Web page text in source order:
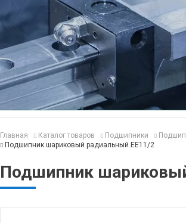
Главная Каталог товаров Подшипники
Подшипник шариковый радиальный EE11/2
Подшипник